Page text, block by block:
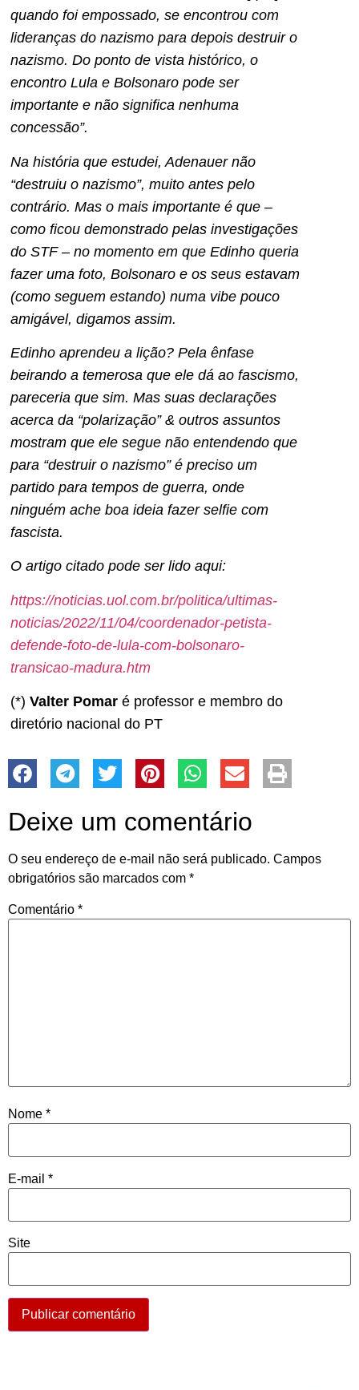
quando foi empossado, se encontrou com
lideranças do nazismo para depois destruir o
nazismo. Do ponto de vista histórico, o
encontro Lula e Bolsonaro pode ser
importante e não significa nenhuma
concessão”.
Na história que estudei, Adenauer não
“destruiu o nazismo”, muito antes pelo
contrário. Mas o mais importante é que –
como ficou demonstrado pelas investigações
do STF – no momento em que Edinho queria
fazer uma foto, Bolsonaro e os seus estavam
(como seguem estando) numa vibe pouco
amigável, digamos assim.
Edinho aprendeu a lição? Pela ênfase
beirando a temerosa que ele dá ao fascismo,
pareceria que sim. Mas suas declarações
acerca da “polarização” & outros assuntos
mostram que ele segue não entendendo que
para “destruir o nazismo” é preciso um
partido para tempos de guerra, onde
ninguém ache boa ideia fazer selfie com
fascista.
O artigo citado pode ser lido aqui:
https://noticias.uol.com.br/politica/ultimas-
noticias/2022/11/04/coordenador-petista-
defende-foto-de-lula-com-bolsonaro-
transicao-madura.htm
(*) Valter Pomar é professor e membro do
diretório nacional do PT
Deixe um comentário
O seu endereço de e-mail não será publicado. Campos
obrigatórios são marcados com *
Comentário *
Nome *
E-mail *
Site